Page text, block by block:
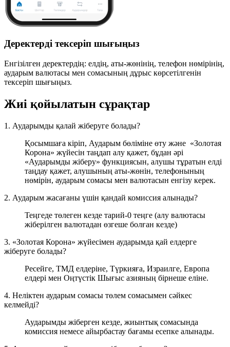
Деректерді тексеріп шығыңыз
Енгізілген деректердің: елдің, аты-жөнінің, телефон нөмірінің,
аударым валютасы мен сомасының дұрыс көрсетілгенін
тексеріп шығыңыз.
Жиі қойылатын сұрақтар
1. Аударымды қалай жіберуге болады?
Қосымшаға кіріп, Аударым бөліміне өту және «Золотая
Корона» жүйесін таңдап алу қажет, бұдан әрі
«Аударымды жіберу» функциясын, алушы тұратын елді
таңдау қажет, алушының аты-жөнін, телефонының
нөмірін, аударым сомасы мен валютасын енгізу керек.
2. Аударым жасағаны үшін қандай комиссия алынады?
Теңгеде төлеген кезде тарий-0 теңге (алу валютасы
жіберілген валютадан өзгеше болған кезде)
3. «Золотая Корона» жүйесімен аударымда қай елдерге
жіберуге болады?
Ресейге, ТМД елдеріне, Түркияға, Израилге, Европа
елдері мен Оңтүстік Шығыс азияның бірнеше еліне.
4. Неліктен аударым сомасы төлем сомасымен сәйкес
келмейді?
Аударымды жіберген кезде, жиынтық сомасында
комиссия немесе айырбастау бағамы есепке алынады.